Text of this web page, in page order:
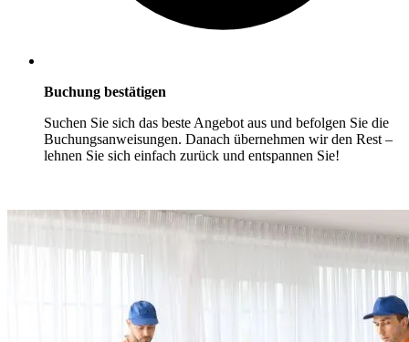
Buchung bestätigen
Suchen Sie sich das beste Angebot aus und befolgen Sie die
Buchungsanweisungen. Danach übernehmen wir den Rest –
lehnen Sie sich einfach zurück und entspannen Sie!